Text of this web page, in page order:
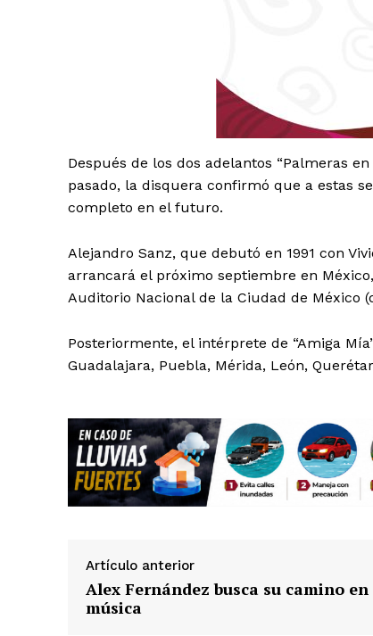
Después de los dos adelantos “Palmeras
pasado, la disquera confirmó que a estas
completo en el futuro.
Alejandro Sanz, que debutó en 1991 con
arrancará el próximo septiembre en
Auditorio Nacional de la Ciudad de México
Posteriormente, el intérprete de “Amiga
Guadalajara, Puebla, Mérida, León,
Artículo anterior
Alex Fernández busca su camino en
música